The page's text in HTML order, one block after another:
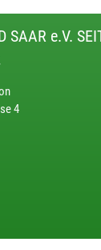
SAAR e.V.
4